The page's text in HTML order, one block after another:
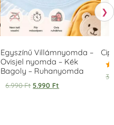
Egyszínű Villámnyomda –
Ovisjel nyomda – Kék
Bagoly – Ruhanyomda
6.990Ft 5.990 Ft
❯